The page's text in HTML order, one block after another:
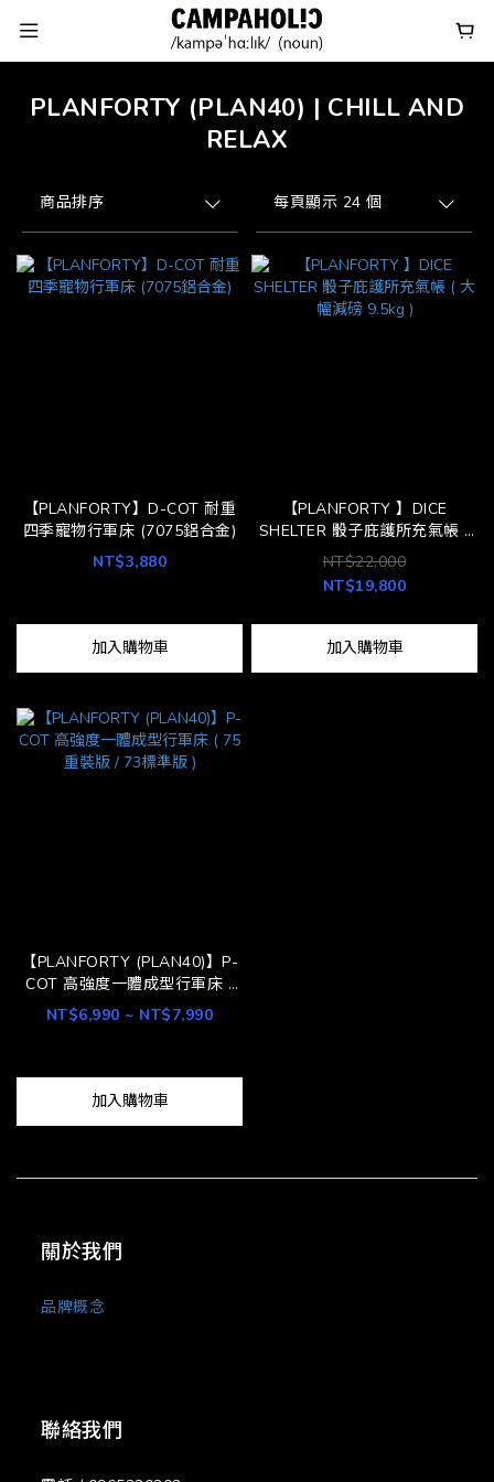
PLANFORTY (PLAN40) | CHILL AND
RELAX
商品排序 每頁顯示 24 個
【PLANFORTY】D-COT 耐重
四季寵物行軍床 (7075鋁合金)
NT$3,880
加入購物車
【PLANFORTY 】DICE
SHELTER 骰子庇護所充氣帳 (
大幅減磅 9.5kg )
NT$22,000
NT$19,800
加入購物車
【PLANFORTY (PLAN40)】P-
COT 高強度一體成型行軍床 (
75重裝版 / 73標準版 )
NT$6,990 ~ NT$7,990
加入購物車
關於我們
品牌概念
聯絡我們